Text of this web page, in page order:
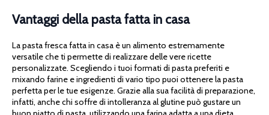
Vantaggi della pasta fatta in casa
La pasta fresca fatta in casa è un alimento estremamente
versatile che ti permette di realizzare delle vere ricette
personalizzate. Scegliendo i tuoi formati di pasta preferiti e
mixando farine e ingredienti di vario tipo puoi ottenere la pasta
perfetta per le tue esigenze. Grazie alla sua facilità di preparazione,
infatti, anche chi soffre di intolleranza al glutine può gustare un